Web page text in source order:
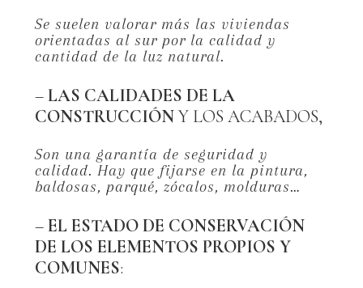
Se suelen valorar más las viviendas
orientadas al sur por la calidad y
cantidad de la luz natural.
–LAS CALIDADES DE LA
CONSTRUCCIÓNY LOS ACABADOS,
Son una garantía de seguridad y
calidad. Hay que fijarse en la pintura,
baldosas, parqué, zócalos, molduras…
–EL ESTADO DE CONSERVACIÓN
DE LOS ELEMENTOS PROPIOS Y
COMUNES: